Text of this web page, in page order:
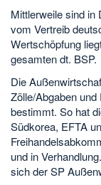
Mittlerweile sind in
vom Vertreib
Wertschöpfung
gesamten dt. BSP.
Die
Zölle/Abgaben
bestimmt. So hat
Südkorea, EFTA
und in
sich der SP